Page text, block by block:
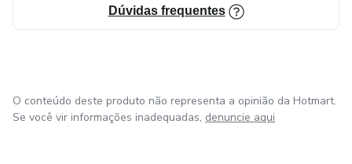
Dúvidas frequentes
O conteúdo deste produto não representa a opinião da Hotmart.
Se você vir informações inadequadas, denuncie aqui